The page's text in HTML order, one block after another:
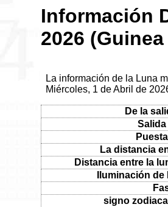
Información
2026
La información de la Luna
Miércoles, 1 de Abril de
De la
La distancia
Distancia entre la
Iluminación
signo